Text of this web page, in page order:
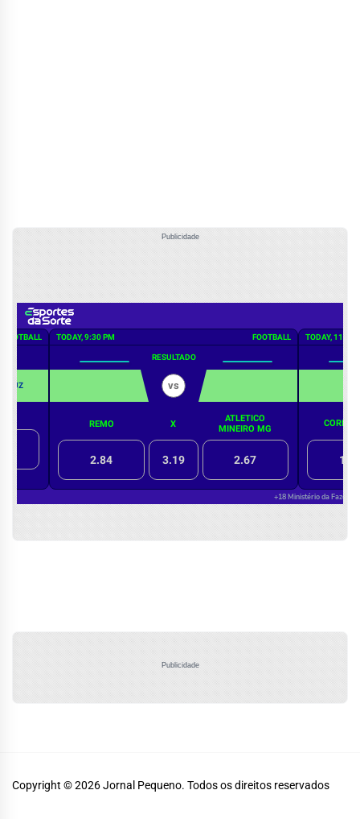
Publicidade
Publicidade
Copyright © 2026Jornal Pequeno. Todos os direitos reservados